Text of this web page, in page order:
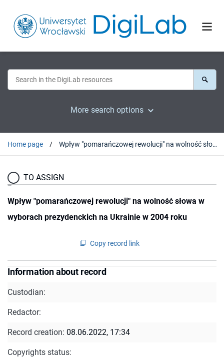
More search options
Home page Wpływ "pomarańczowej rewolucji" na wolność słowa w wyborach prezydenckich na Ukrainie w 2004 roku
TO ASSIGN
Wpływ "pomarańczowej rewolucji" na wolność słowa w
wyborach prezydenckich na Ukrainie w 2004 roku
Copy record link
Information about record
Custodian:
Redactor:
Record creation: 08.06.2022, 17:34
Copyrights status: